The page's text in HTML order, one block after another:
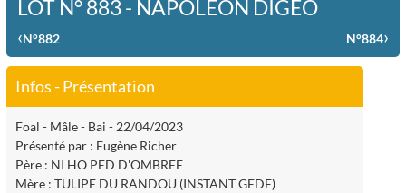
LOT N° 883 - NAPOLEON DIGEO
‹N°882 N°884›
Infos - Présentation
Foal - Mâle - Bai - 22/04/2023
Présenté par : Eugène Richer
Père : NI HO PED D'OMBREE
Mère : TULIPE DU RANDOU (INSTANT GEDE)